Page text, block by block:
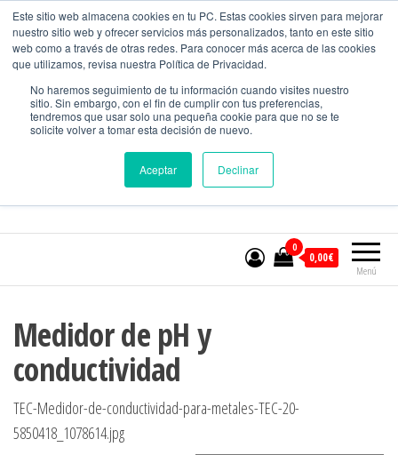
Este sitio web almacena cookies en tu PC. Estas cookies sirven para mejorar
nuestro sitio web y ofrecer servicios más personalizados, tanto en este sitio
web como a través de otras redes. Para conocer más acerca de las cookies
que utilizamos, revisa nuestra Política de Privacidad.
No haremos seguimiento de tu información cuando visites nuestro
sitio. Sin embargo, con el fin de cumplir con tus preferencias,
tendremos que usar solo una pequeña cookie para que no se te
solicite volver a tomar esta decisión de nuevo.
Aceptar Declinar
CONTACTO
MundoMedicion
Equipos para el control de calidad.
601394965
Menú
0
0,00€
Medidor de pH y
conductividad
TEC-Medidor-de-conductividad-para-metales-TEC-20-
5850418_1078614.jpg